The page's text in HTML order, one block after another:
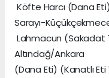
Köfte Harcı (Dana
Sarayı-
Lahmacun (Sakadat
Altındağ/
(Dana Eti) (Kanatlı Eti